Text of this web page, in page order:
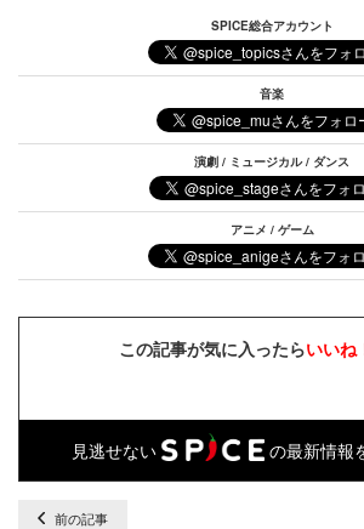
SPICE総合アカウント
音楽
演劇 / ミュージカル / ダンス
アニメ / ゲーム
この記事が気に入ったらいいね
見逃せない の最新情報
前の記事